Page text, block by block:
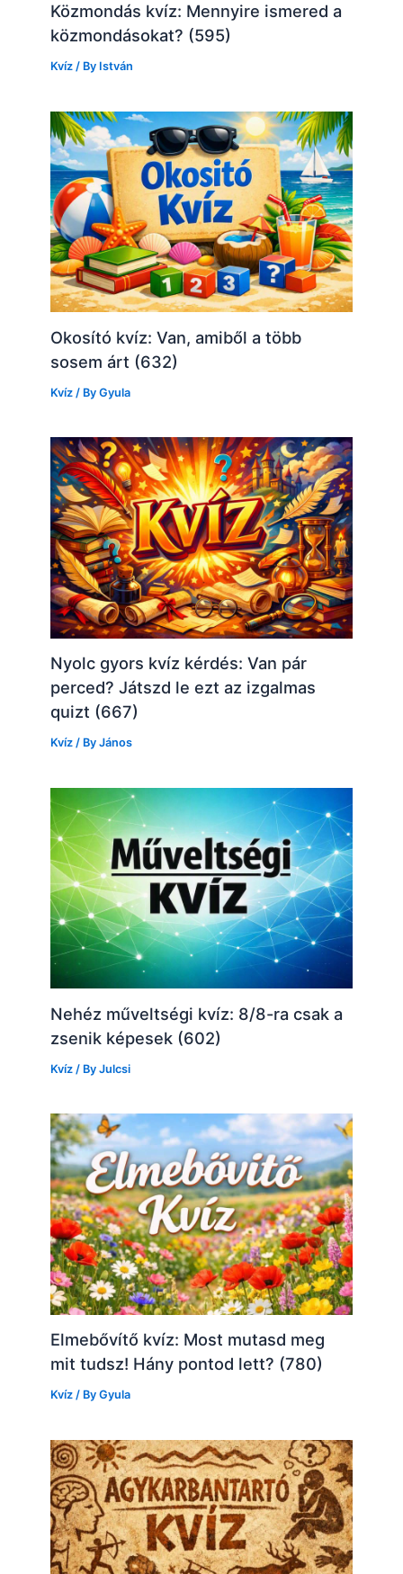
Közmondás kvíz: Mennyire ismered a
közmondásokat? (595)
Kvíz / By István
Okosító kvíz: Van, amiből a több
sosem árt (632)
Kvíz / ByGyula
Nyolc gyors kvíz kérdés: Van pár
perced? Játszd le ezt az izgalmas
quizt (667)
Kvíz / ByJános
Nehéz műveltségi kvíz: 8/8-ra csak a
zsenik képesek (602)
Kvíz / ByJulcsi
Elmebővítő kvíz: Most mutasd meg
mit tudsz! Hány pontod lett? (780)
Kvíz / ByGyula